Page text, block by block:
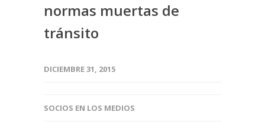
normas muertas de
tránsito
DICIEMBRE 31, 2015
SOCIOS EN LOS MEDIOS